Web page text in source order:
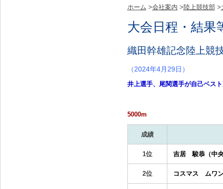
ホーム >会社案内 >陸上競技部>
大会日程・結果
織田幹雄記念陸上競
（2024年4月29日）
井上選手、尾関選手が自己ベスト
5000m
成績
1位 吉居 駿恭（中央
2位 コスマス ムワン